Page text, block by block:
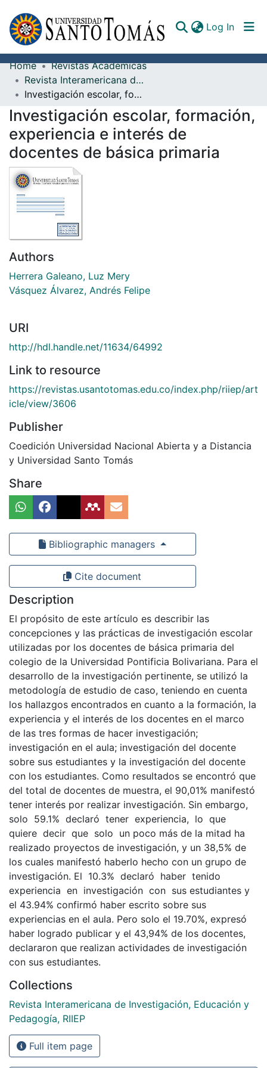
Log In
Communities & Collections
All of DSpace
Documents
Home
Revistas Académicas
Revista Interamericana de Investigación, Educación y Pedagogía, RIIEP
Investigación escolar, formación, experiencia e interés de docentes de básica primaria
Investigación escolar, formación,
experiencia e interés de
docentes de básica primaria
Authors
Herrera Galeano, Luz Mery
Vásquez Álvarez, Andrés Felipe
URI
http://hdl.handle.net/11634/64992
Link to resource
https://revistas.usantotomas.edu.co/index.php/riiep/art
icle/view/3606
Publisher
Coedición Universidad Nacional Abierta y a Distancia
y Universidad Santo Tomás
Share
Bibliographic managers
Cite document
Description
El propósito de este artículo es describir las
concepciones y las prácticas de investigación escolar
utilizadas por los docentes de básica primaria del
colegio de la Universidad Pontificia Bolivariana. Para el
desarrollo de la investigación pertinente, se utilizó la
metodología de estudio de caso, teniendo en cuenta
los hallazgos encontrados en cuanto a la formación, la
experiencia y el interés de los docentes en el marco
de las tres formas de hacer investigación;
investigación en el aula; investigación del docente
sobre sus estudiantes y la investigación del docente
con los estudiantes. Como resultados se encontró que
del total de docentes de muestra, el 90,01% manifestó
tener interés por realizar investigación. Sin embargo,
solo 59.1% declaró tener experiencia, lo que
quiere decir que solo un poco más de la mitad ha
realizado proyectos de investigación, y un 38,5% de
los cuales manifestó haberlo hecho con un grupo de
investigación. El 10.3% declaró haber tenido
experiencia en investigación con sus estudiantes y
el 43.94% confirmó haber escrito sobre sus
experiencias en el aula. Pero solo el 19.70%, expresó
haber logrado publicar y el 43,94% de los docentes,
declararon que realizan actividades de investigación
con sus estudiantes.
Collections
Revista Interamericana de Investigación, Educación y
Pedagogía, RIIEP
Full item page